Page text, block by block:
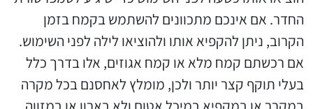
החדר. אם אינכם מתכוונים להשתמש בקמח בזמן
הקרוב, ניתן להקפיא אותו ולהוציאו לילה לפני השימוש.
אם רכשתם קמח מלא או קמח אגוזים, אלו בדרך כלל
בעלי תוקף קצר יותר ולכן, מומלץ לאחסנם בכל מקרה